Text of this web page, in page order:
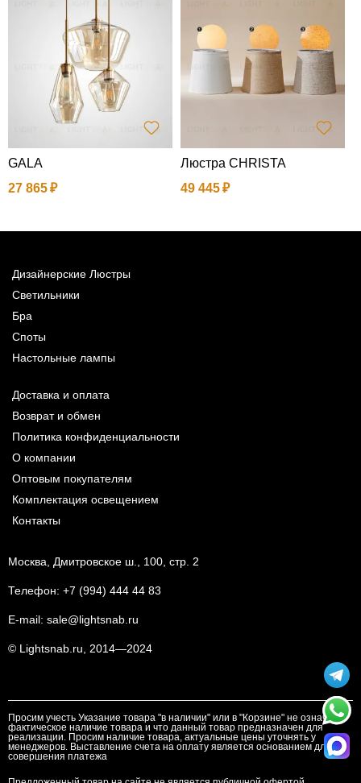
GALA
27 865
Люстра CHRISTA
49 445
Дизайнерские Люстры
Светильники
Бра
Споты
Настольные лампы
Доставка и оплата
Возврат и обмен
Политика конфиденциальности
О компании
Оптовым покупателям
Комплектация освещением
Контакты
Москва, Дмитровское ш., 100, стр. 2
Телефон: +7 (994) 444 44 83
E-mail: sale@lightsnab.ru
© Lightsnab.ru, 2014—2024
Просим учесть Указание товара "в наличии" или в "Корзине" не означает
фактическое наличие товара и что данный товар предназначен для
реализации. Просим наличие товара, актуальные цены уточнять у
менеджеров. Выставление счета на оплату является основанием для
совершения платежа